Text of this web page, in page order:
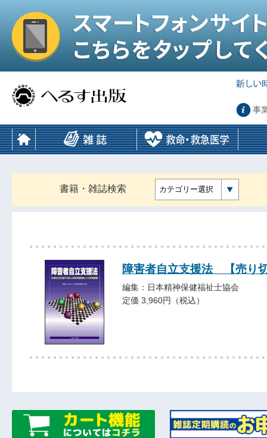
事
書籍・雑誌検索 カテゴリー選択
障害者自立支援法 【売り
編集：日本精神保健福祉士協会
定価 3,960円（税込）